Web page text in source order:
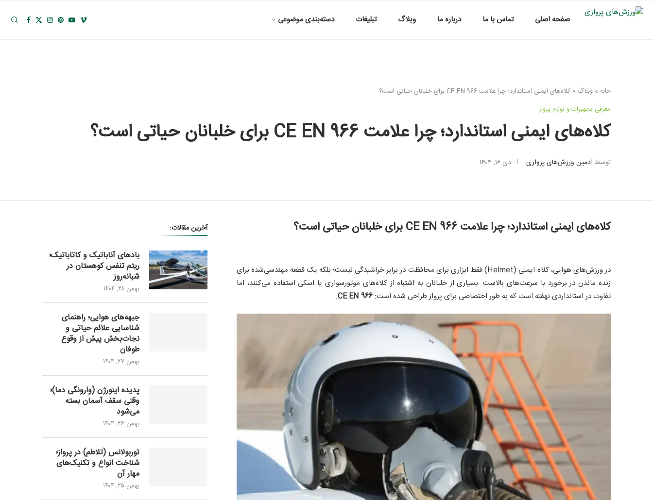
صفحه اصلی تماس با ما درباره ما وبلاگ تبلیغات دسته‌بندی موضوعی
خانه » وبلاگ » کلاه‌های ایمنی استاندارد؛ چرا علامت CE EN 966 برای خلبانان حیاتی است؟
معرفی تجهیزات و لوازم پرواز
کلاه‌های ایمنی استاندارد؛ چرا علامت CE EN 966 برای خلبانان حیاتی است؟
توسط ادمین ورزش‌های پروازی دی ۱۶, ۱۴۰۴
کلاه‌های ایمنی استاندارد؛ چرا علامت CE EN 966 برای خلبانان حیاتی است؟
در ورزش‌های هوایی، کلاه ایمنی (Helmet) فقط ابزاری برای محافظت در برابر خراشیدگی نیست؛ بلکه یک قطعه مهندسی‌شده برای
زنده ماندن در برخورد با سرعت‌های بالاست. بسیاری از خلبانان به اشتباه از کلاه‌های موتورسواری یا اسکی استفاده می‌کنند، اما
تفاوت در استانداردی نهفته است که به طور اختصاصی برای پرواز طراحی شده است: CE EN 966
.
آخرین مقالات:
بادهای آناباتیک و کاتاباتیک؛
ریتم تنفس کوهستان در
شبانه‌روز
بهمن ۲۸, ۱۴۰۴
جبهه‌های هوایی؛ راهنمای
شناسایی علائم حیاتی و
نجات‌بخش پیش از وقوع
طوفان
بهمن ۲۷, ۱۴۰۴
پدیده اینورژن (وارونگی دما)؛
وقتی سقف آسمان بسته
می‌شود
بهمن ۲۶, ۱۴۰۴
توربولانس (تلاطم) در پرواز؛
شناخت انواع و تکنیک‌های
مهار آن
بهمن ۲۵, ۱۴۰۴